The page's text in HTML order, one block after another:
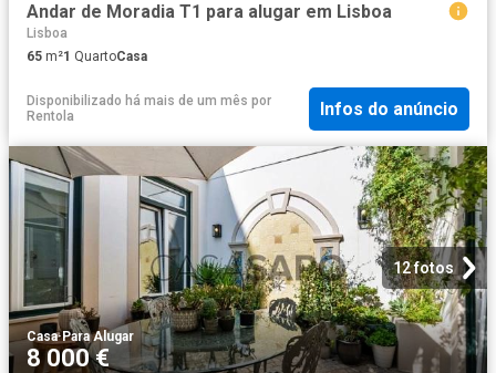
Andar de Moradia T1 para alugar em Lisboa
Lisboa
65 m²1 QuartoCasa
Disponibilizado há mais de um mês por
Rentola
Infos do anúncio
12 fotos
Casa·Para Alugar
8 000 €